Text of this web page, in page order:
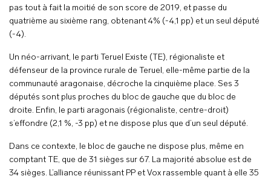
pas tout à fait la moitié de son score de 2019, et passe du
quatrième au sixième rang, obtenant 4% (-4,1 pp) et un seul député
(-4).
Un néo-arrivant, le parti Teruel Existe (TE), régionaliste et
défenseur de la province rurale de Teruel, elle-même partie de la
communauté aragonaise, décroche la cinquième place. Ses 3
députés sont plus proches du bloc de gauche que du bloc de
droite. Enfin, le parti aragonais (régionaliste, centre-droit)
s’effondre (2,1 %, -3 pp) et ne dispose plus que d’un seul député.
Dans ce contexte, le bloc de gauche ne dispose plus, même en
comptant TE, que de 31 sièges sur 67. La majorité absolue est de
34 sièges. L’alliance réunissant PP et Vox rassemble quant à elle 35